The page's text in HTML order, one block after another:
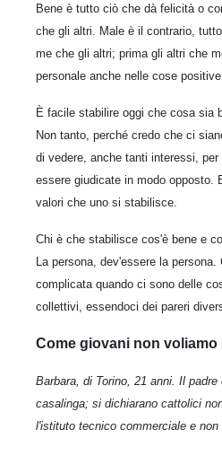
Bene è tutto ciò che dà felicità o
che gli altri. Male è il contrario,
me che gli altri; prima gli altri che
personale anche nelle cose positive.
È facile stabilire oggi che cosa sia
Non tanto, perché credo che ci
di vedere, anche tanti interessi,
essere giudicate in modo opposto.
valori che uno si stabilisce.
Chi è che stabilisce cos'è bene e
La persona, dev'essere la persona.
complicata quando ci sono delle
collettivi, essendoci dei pareri
Come giovani non voliamo
Barbara, di Torino, 21 anni. Il
casalinga; si dichiarano cattolici
l'istituto tecnico commerciale e non